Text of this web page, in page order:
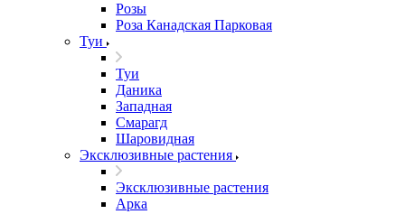
Розы
Роза Канадская Парковая
Туи
Туи
Даника
Западная
Смарагд
Шаровидная
Эксклюзивные растения
Эксклюзивные растения
Арка